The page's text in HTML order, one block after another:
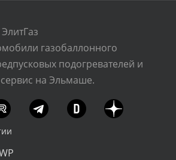
газобаллонного
подогревателей и
на Эльмаше.